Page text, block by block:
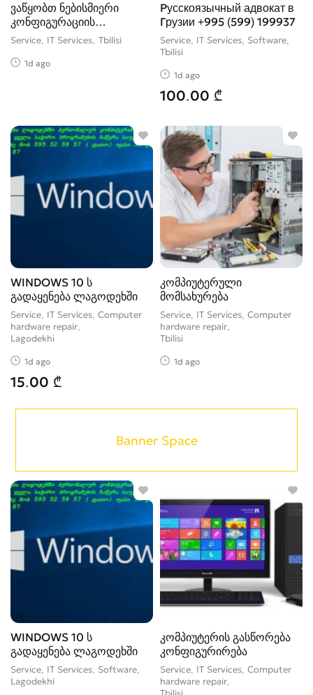
ვაწყობთ ნებისმიერი
კონფიგურაციის
კომპიუერებს
Service, IT Services Tbilisi
1d ago
Русскоязычный адвокат в
Грузии +995 (599) 199937
Service, IT Services, Software
Tbilisi
1d ago
100.00 ₾
WINDOWS 10 ს
გადაყენება ლაგოდეხში
Service, IT Services, Computer
hardware repair
Lagodekhi
1d ago
15.00 ₾
კომპიუტერული
მომსახურება
Service, IT Services, Computer
hardware repair
Tbilisi
1d ago
Banner Space
WINDOWS 10 ს
გადაყენება ლაგოდეხში
Service, IT Services, Software
Lagodekhi
კომპიუტერის გასწორება
კონფიგურირება
Service, IT Services, Computer
hardware repair